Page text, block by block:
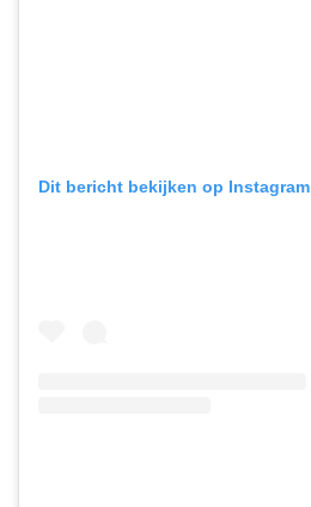
Dit bericht bekijken op Instagram